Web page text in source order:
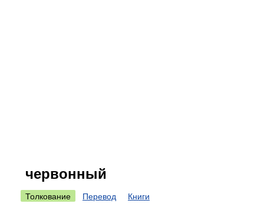
червонный
Толкование Перевод Книги